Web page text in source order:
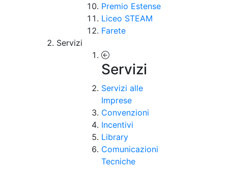
Premio Estense
Liceo STEAM
Farete
Servizi
Servizi
Servizi alle
Imprese
Convenzioni
Incentivi
Library
Comunicazioni
Tecniche